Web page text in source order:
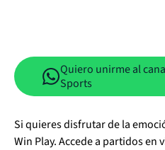
Quiero unirme al
Sports
Si quieres disfrutar de la
Win Play. Accede a partidos en